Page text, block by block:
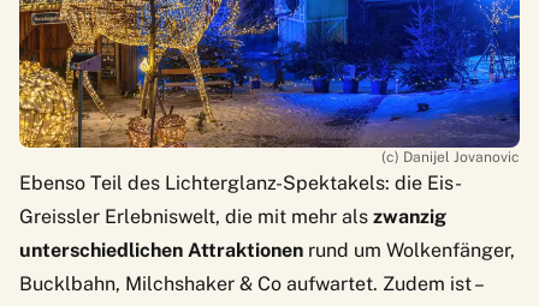
(c) Danijel Jovanovic
Ebenso Teil des Lichterglanz-Spektakels: die Eis-
Greissler Erlebniswelt, die mit mehr als zwanzig
unterschiedlichen Attraktionen rund um Wolkenfänger,
Bucklbahn, Milchshaker & Co aufwartet. Zudem ist –